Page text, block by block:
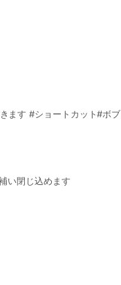
ます #ショートカット#ボブ
い閉じ込めます